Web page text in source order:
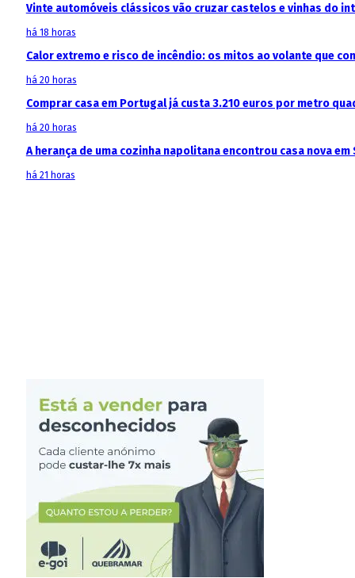
Vinte automóveis clássicos vão cruzar castelos e vinhas do
há 18 horas
Calor extremo e risco de incêndio: os mitos ao volante que
há 20 horas
Comprar casa em Portugal já custa 3.210 euros por metro
há 20 horas
A herança de uma cozinha napolitana encontrou casa nova em
há 21 horas